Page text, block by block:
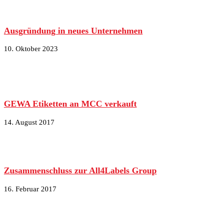
Ausgründung in neues Unternehmen
10. Oktober 2023
GEWA Etiketten an MCC verkauft
14. August 2017
Zusammenschluss zur All4Labels Group
16. Februar 2017